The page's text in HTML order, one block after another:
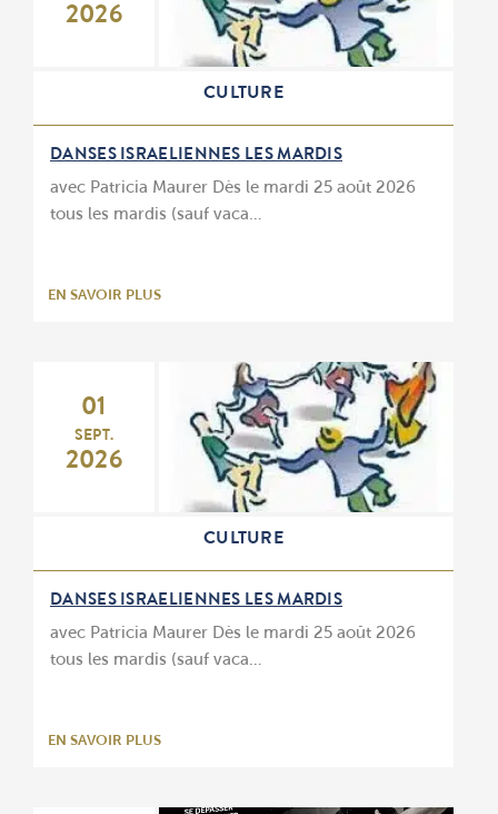
2026
CULTURE
DANSES ISRAELIENNES LES MARDIS
avec Patricia Maurer Dès le mardi 25 août 2026
tous les mardis (sauf vaca…
EN SAVOIR PLUS
01
SEPT.
2026
CULTURE
DANSES ISRAELIENNES LES MARDIS
avec Patricia Maurer Dès le mardi 25 août 2026
tous les mardis (sauf vaca…
EN SAVOIR PLUS